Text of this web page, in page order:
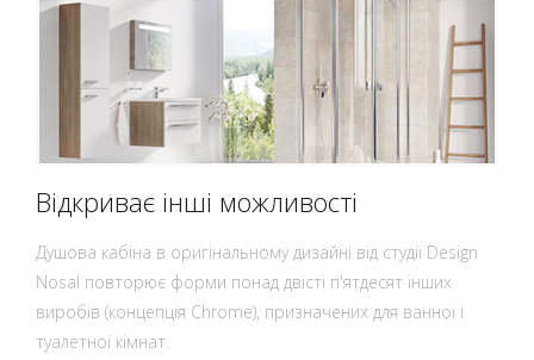
Відкриває інші можливості
Душова кабіна в оригінальному дизайні від студії Design
Nosal повторює форми понад двісті п'ятдесят інших
виробів (концепція Chrome), призначених для ванної і
туалетної кімнат.